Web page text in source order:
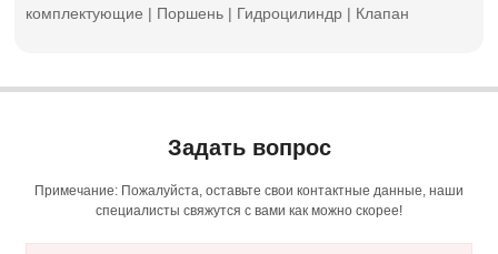
комплектующие | Поршень | Гидроцилиндр | Клапан
Задать вопрос
Примечание: Пожалуйста, оставьте свои контактные данные, наши
специалисты свяжутся с вами как можно скорее!